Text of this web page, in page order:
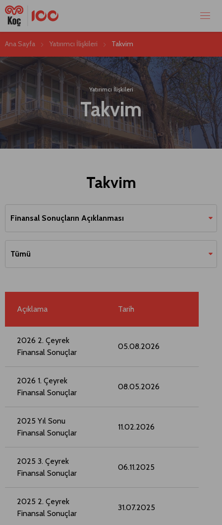
Ana Sayfa Yatırımcı İlişkileri Takvim
Yatırımcı İlişkileri
Takvim
Takvim
Finansal Sonuçların Açıklanması
Tümü
Açıklama
2026 2. Çeyrek
Finansal Sonuçlar
2026 1. Çeyrek
Finansal Sonuçlar
2025 Yıl Sonu
Finansal Sonuçlar
2025 3. Çeyrek
Finansal Sonuçlar
2025 2. Çeyrek
Finansal Sonuçlar
Tarih
05.08.2026
08.05.2026
11.02.2026
06.11.2025
31.07.2025